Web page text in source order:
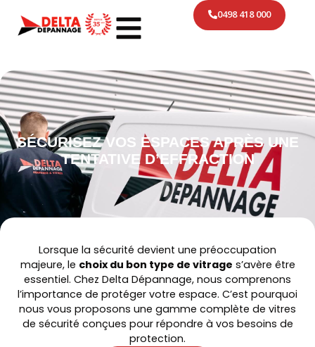
0498 418 000
SÉCURISEZ VOS ESPACES APRÈS UNE
TENTATIVE D’EFFRACTION
Lorsque la sécurité devient une préoccupation
majeure, le choix du bon type de vitrage s’avère être
essentiel. Chez Delta Dépannage, nous comprenons
l’importance de protéger votre espace. C’est pourquoi
nous vous proposons une gamme complète de vitres
de sécurité conçues pour répondre à vos besoins de
protection.